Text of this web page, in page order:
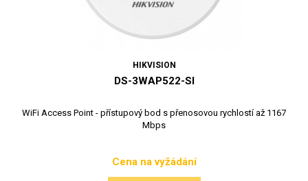
HIKVISION
DS-3WAP522-SI
WiFi Access Point - přístupový bod s přenosovou rychlostí až 1167
Mbps
Cena
Cena na vyžádání